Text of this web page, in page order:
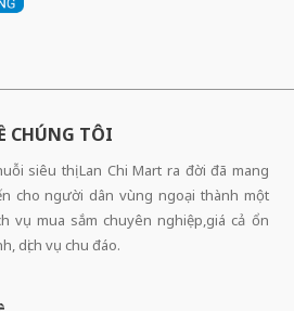
CHÚNG TÔI
siêu thị Lan Chi Mart ra đời đã mang
cho người dân vùng ngoại thành một
vụ mua sắm chuyên nghiệp,giá cả ổn
dịch vụ chu đáo.